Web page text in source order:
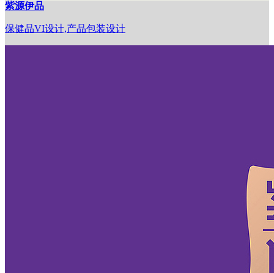
紫源伊品
保健品VI设计,产品包装设计